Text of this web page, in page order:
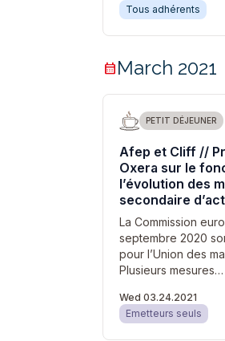
Tous adhérents
calendar_monthMarch 2021
PETIT DÉJEUNER
Afep et Cliff //
Oxera sur le
l’évolution des
secondaire
La Commission
septembre 2020
pour l’Union des
Plusieurs mesures…
Wed 03.24.2021
Emetteurs seuls